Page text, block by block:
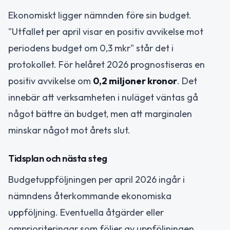
Ekonomiskt ligger nämnden före sin budget.
"Utfallet per april visar en positiv avvikelse mot
periodens budget om 0,3 mkr" står det i
protokollet. För helåret 2026 prognostiseras en
positiv avvikelse om 0,2 miljoner kronor. Det
innebär att verksamheten i nuläget väntas gå
något bättre än budget, men att marginalen
minskar något mot årets slut.
Tidsplan och nästa steg
Budgetuppföljningen per april 2026 ingår i
nämndens återkommande ekonomiska
uppföljning. Eventuella åtgärder eller